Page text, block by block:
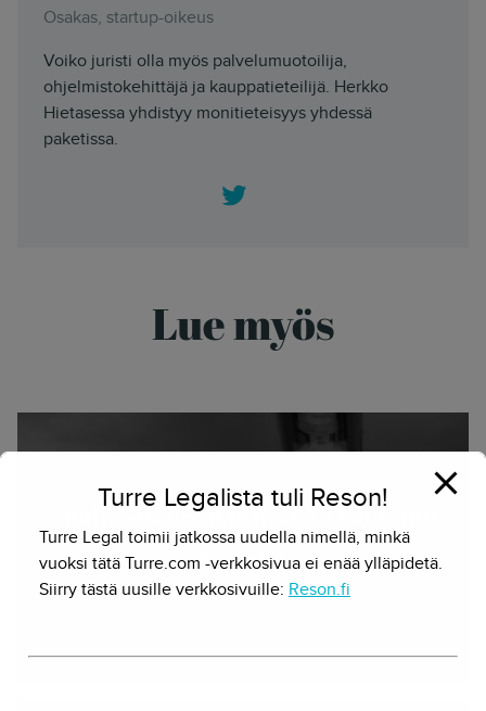
Osakas, startup-oikeus
Voiko juristi olla myös palvelumuotoilija,
ohjelmistokehittäjä ja kauppatieteilijä. Herkko
Hietasessa yhdistyy monitieteisyys yhdessä
paketissa.
Lue myös
Saako somessa julkaista varkaan
kuvan?
Herkko Hietanen - 8.8.2017
Turre Legalista tuli Reson!
Turre Legal toimii jatkossa uudella nimellä, minkä
vuoksi tätä Turre.com -verkkosivua ei enää ylläpidetä.
Siirry tästä uusille verkkosivuille: Reson.fi